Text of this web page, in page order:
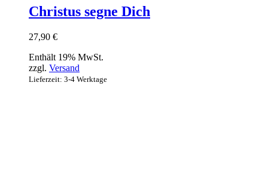
Christus segne Dich
27,90 €
Enthält 19% MwSt.
zzgl. Versand
Lieferzeit: 3-4 Werktage